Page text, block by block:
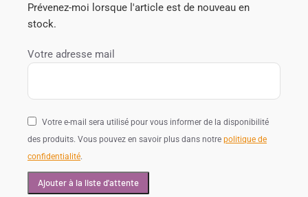
Prévenez-moi lorsque l'article est de nouveau en
stock.
Votre adresse mail
Votre e-mail sera utilisé pour vous informer de la disponibilité
des produits. Vous pouvez en savoir plus dans notre politique de
confidentialité.